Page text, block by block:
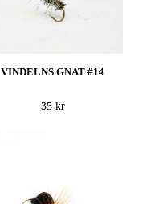
VINDELNS GNAT #14
35 kr